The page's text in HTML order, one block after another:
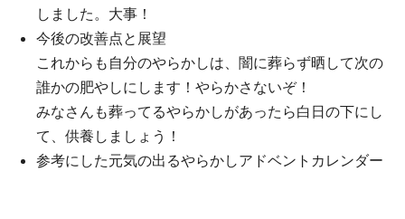
しました。大事！
今後の改善点と展望
これからも自分のやらかしは、闇に葬らず晒して次の
誰かの肥やしにします！やらかさないぞ！
みなさんも葬ってるやらかしがあったら白日の下にし
て、供養しましょう！
参考にした元気の出るやらかしアドベントカレンダー